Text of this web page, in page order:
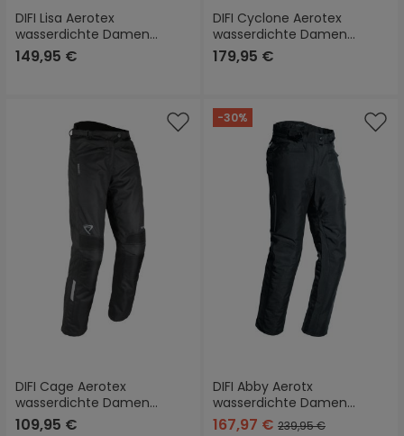
DIFI Lisa Aerotex
wasserdichte Damen
Motorrad Textilhose
149,95 €
DIFI Cyclone Aerotex
wasserdichte Damen
Motorrad Textilhose Lang
179,95 €
DIFI Cage Aerotex
wasserdichte Damen
Motorrad Textilhose
109,95 €
-30%
DIFI Abby Aerotx
wasserdichte Damen
Motorrad Textilhose
167,97 € 239,95 €